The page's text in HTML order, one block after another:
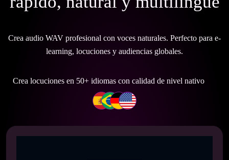
Crea audio WAV profesional con voces naturales. Perfecto para e-
learning, locuciones y audiencias globales.
Crea locuciones en 50+ idiomas con calidad de nivel nativo